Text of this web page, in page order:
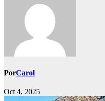
PorCarol
Oct 4, 2025